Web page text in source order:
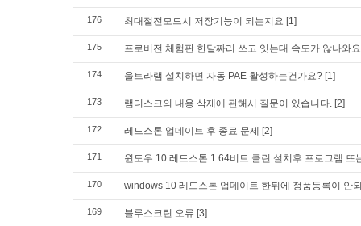
176 최대절전모드시 저장기능이 되는지요 [1]
175 프로버전 체험판 한달짜리 쓰고 잇는대 속도가 않나와요
174 울트라램 설치하면 자동 PAE 활성하는건가요? [1]
173 램디스크의 내용 삭제에 관해서 질문이 있습니다. [2]
172 레드스톤 업데이트 후 종료 문제 [2]
171 윈도우 10 레드스톤 1 64비트 클린 설치후 프로그램 뜨
170 windows 10 레드스톤 업데이트 한뒤에 정품등록이 안
169 블루스크린 오류 [3]